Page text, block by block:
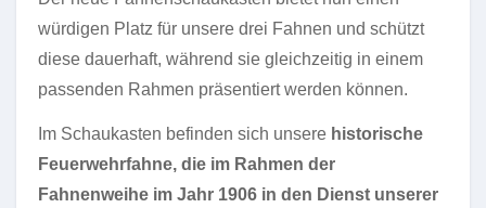
würdigen Platz für unsere drei Fahnen und schützt
diese dauerhaft, während sie gleichzeitig in einem
passenden Rahmen präsentiert werden können.
Im Schaukasten befinden sich unsere historische
Feuerwehrfahne, die im Rahmen der
Fahnenweihe im Jahr 1906 in den Dienst unserer